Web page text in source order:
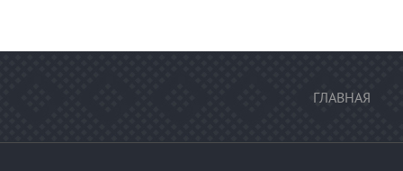
ГЛАВНАЯ